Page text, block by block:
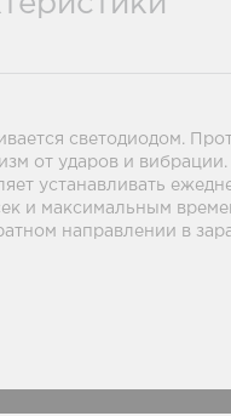
светодиодом.
от ударов и
устанавливать
и максимальным
направлении в